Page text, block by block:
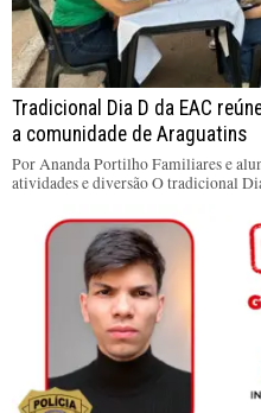
Tradicional Dia D da EAC
a comunidade de Araguatins
Por Ananda Portilho Familiares e
atividades e diversão O tradicional